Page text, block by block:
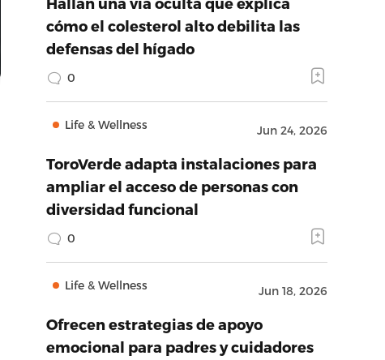
cómo el colesterol alto debilita las
defensas del hígado
0
Life & Wellness Jun 24, 2026
ToroVerde adapta instalaciones para
ampliar el acceso de personas con
diversidad funcional
0
Life & Wellness Jun 18, 2026
Ofrecen estrategias de apoyo
emocional para padres y cuidadores